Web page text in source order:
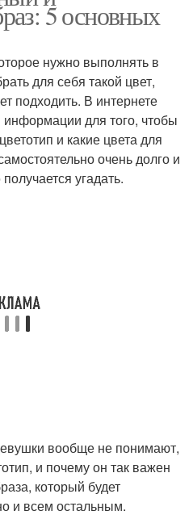
Гармоничный интерьер
5 основных
нужно выполнять в
для себя такой цвет,
подходить. В интернете
для того, чтобы
и какие цвета для
очень долго и
угадать.
вообще не понимают,
и почему он так важен
который будет
и всем остальным.